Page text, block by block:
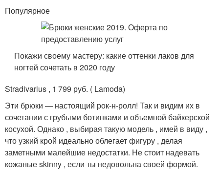
Популярное
Покажи своему мастеру: какие оттенки лаков для
ногтей сочетать в 2020 году
Stradivarius , 1 799 руб. ( Lamoda)
Эти брюки — настоящий рок-н-ролл! Так и видим их в
сочетании с грубыми ботинками и объемной байкерской
косухой. Однако , выбирая такую модель , имей в виду ,
что узкий крой идеально облегает фигуру , делая
заметными малейшие недостатки. Не стоит надевать
кожаные skinny , если ты недовольна своей формой.